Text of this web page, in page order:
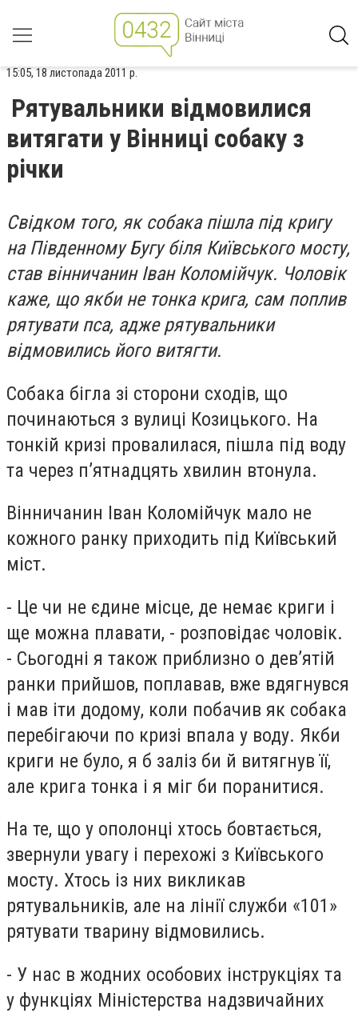
15:05, 18 листопада 2011 р.
Рятувальники відмовилися
витягати у Вінниці собаку з
річки
Свідком того, як собака пішла під кригу
на Південному Бугу біля Київського мосту,
став вінничанин Іван Коломійчук. Чоловік
каже, що якби не тонка крига, сам поплив
рятувати пса, адже рятувальники
відмовились його витягти.
Собака бігла зі сторони сходів, що
починаються з вулиці Козицького. На
тонкій кризі провалилася, пішла під воду
та через п’ятнадцять хвилин втонула.
Вінничанин Іван Коломійчук мало не
кожного ранку приходить під Київський
міст.
- Це чи не єдине місце, де немає криги і
ще можна плавати, - розповідає чоловік.
- Сьогодні я також приблизно о дев’ятій
ранки прийшов, поплавав, вже вдягнувся
і мав іти додому, коли побачив як собака
перебігаючи по кризі впала у воду. Якби
криги не було, я б заліз би й витягнув її,
але крига тонка і я міг би поранитися.
На те, що у ополонці хтось бовтається,
звернули увагу і перехожі з Київського
мосту. Хтось із них викликав
рятувальників, але на лінії служби «101»
рятувати тварину відмовились.
- У нас в жодних особових інструкціях та
у функціях Міністерства надзвичайних